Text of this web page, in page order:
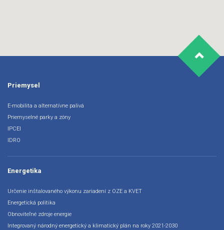
Priemysel
E-mobilita a alternatívne palivá
Priemyselné parky a zóny
IPCEI
IDRO
Energetika
Určenie inštalovaného výkonu zariadení z OZE a KVET
Energetická politika
Obnoviteľné zdroje energie
Integrovaný národný energetický a klimatický plán na roky 2021-2030